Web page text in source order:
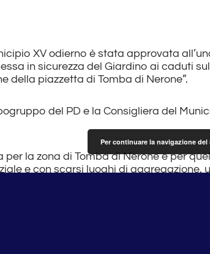
XV odierno è stata approvata
in sicurezza del Giardino ai caduti
della piazzetta di Tomba di Nerone”.
del PD e la Consigliera del
la zona di Tomba di Nerone e per
e con scarsi luoghi di aggregazione,
Per continuare la navigazione